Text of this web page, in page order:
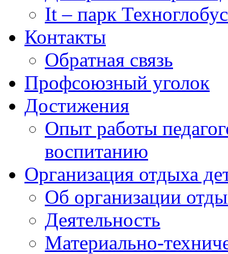
It – парк Техноглобус
Контакты
Обратная связь
Профсоюзный уголок
Достижения
Опыт работы
воспитанию
Организация отдыха
Об организации
Деятельность
Материально-